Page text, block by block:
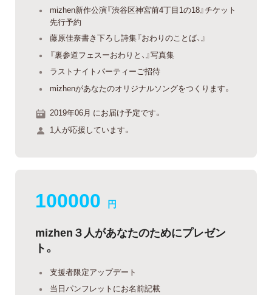
mizhen新作公演『渋谷区神宮前4丁目1の18』チケット
先行予約
藤原佳奈書き下ろし詩集『おわりのことば、』
『裏参道フェスーおわりと、』写真集
ラストナイトパーティーご招待
mizhenがあなたのオリジナルソングをつくります。
2019年06月 にお届け予定です。
1人が応援しています。
100000 円
mizhen３人があなたのためにプレゼン
ト。
支援者限定アップデート
当日パンフレットにお名前記載